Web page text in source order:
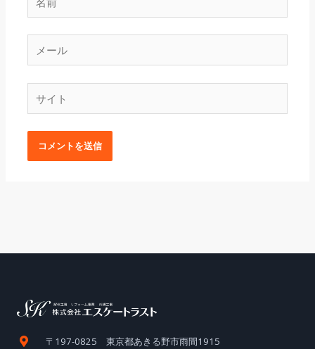
前
ー
ル
イ
ト
〒197-0825 東京都あきる野市雨間1915